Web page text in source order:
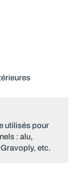
utilisés pour
: alu,
etc.